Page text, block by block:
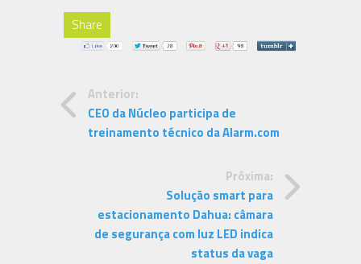
Share
Anterior:
CEO da Núcleo participa de
treinamento técnico da Alarm.com
Próxima:
Solução smart para
estacionamento Dahua: câmara
de segurança com luz LED indica
status da vaga